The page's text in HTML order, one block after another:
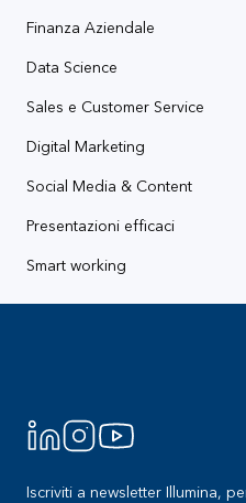
Finanza Aziendale
Data Science
Sales e Customer Service
Digital Marketing
Social Media & Content
Presentazioni efficaci
Smart working
Iscriviti a newsletter Illumina,